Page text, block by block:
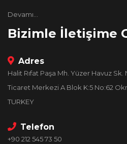
Devamı...
Bizimle İletişime
Adres
Halit Rıfat Paşa Mh. Yüzer Havuz
Ticaret Merkezi A Blok K:5 No:62
TURKEY
Telefon
+90 212 545 73 50